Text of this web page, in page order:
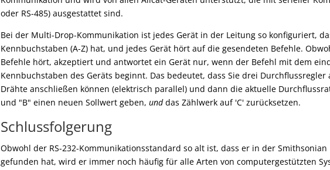
oder RS-485) ausgestattet sind.
Bei der Multi-Drop-Kommunikation ist jedes Gerät in der Leitung so konfiguriert,
Kennbuchstaben (A-Z) hat, und jedes Gerät hört auf die gesendeten Befehle.
Befehle hört, akzeptiert und antwortet ein Gerät nur, wenn der Befehl mit dem
Kennbuchstaben des Geräts beginnt. Das bedeutet, dass Sie drei
Drähte anschließen können (elektrisch parallel) und dann die aktuelle
und "B" einen neuen Sollwert geben, unddas Zählwerk auf 'C' zurücksetzen.
Schlussfolgerung
Obwohl der RS-232-Kommunikationsstandard so alt ist, dass er in der
gefunden hat, wird er immer noch häufig für alle Arten von computergestützten